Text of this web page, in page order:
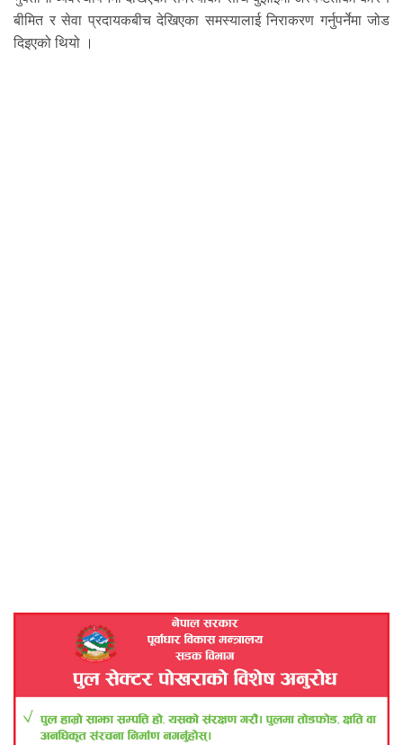
बीमित र सेवा प्रदायकबीच देखिएका समस्यालाई निराकरण गर्नुपर्नेमा जोड
दिइएको थियो ।